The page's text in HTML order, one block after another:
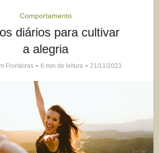
Comportamento
diários para cultivar
a alegria
Fronteiras 6 min de leitura 21/11/2023